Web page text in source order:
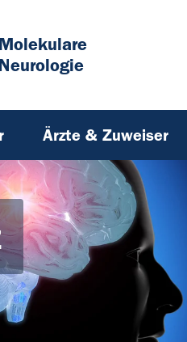
Molekulare
Neurologie
Ärzte & Zuweiser